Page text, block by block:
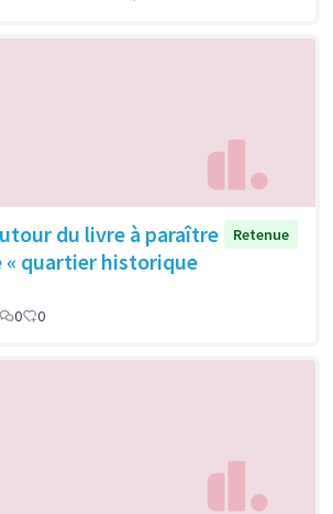
du livre à paraître
« quartier historique
Retenue
0 0